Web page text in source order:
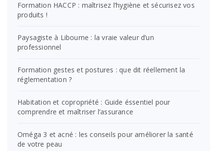
Formation HACCP : maîtrisez l’hygiène et sécurisez vos
produits !
Paysagiste à Libourne : la vraie valeur d’un
professionnel
Formation gestes et postures : que dit réellement la
réglementation ?
Habitation et copropriété : Guide éssentiel pour
comprendre et maîtriser l’assurance
Oméga 3 et acné : les conseils pour améliorer la santé
de votre peau